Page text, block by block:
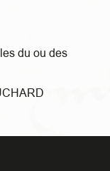
du ou des